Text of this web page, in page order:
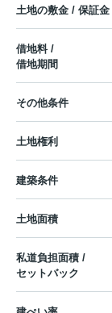
土地の敷金 / 保証金
借地料 /
借地期間
その他条件
土地権利
建築条件
土地面積
私道負担面積 /
セットバック